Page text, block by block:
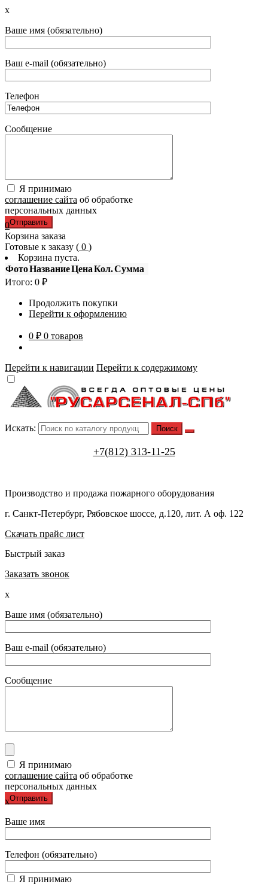
x
Ваше имя (обязательно)
Ваш e-mail (обязательно)
Телефон
Сообщение
Я принимаю
соглашение сайта об обработке
персональных данных
0
Корзина заказа
Готовые к заказу ( 0 )
Корзина пуста.
ФотоНазваниеЦенаКол.Сумма
Итого: 0 ₽
Продолжить покупки
Перейти к оформлению
0 ₽ 0 товаров
Перейти к навигации Перейти к содержимому
Искать:
+7(812) 313-11-25
Производство и продажа пожарного оборудования
г. Санкт-Петербург, Рябовское шоссе, д.120, лит. А оф. 122
Скачать прайс лист
Быстрый заказ
Заказать звонок
x
Ваше имя (обязательно)
Ваш e-mail (обязательно)
Сообщение
Я принимаю
соглашение сайта об обработке
персональных данных
x
Ваше имя
Телефон (обязательно)
Я принимаю